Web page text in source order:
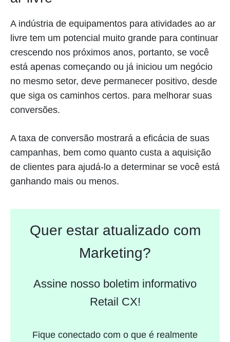
A indústria de equipamentos para atividades ao ar
livre tem um potencial muito grande para continuar
crescendo nos próximos anos, portanto, se você
está apenas começando ou já iniciou um negócio
no mesmo setor, deve permanecer positivo, desde
que siga os caminhos certos. para melhorar suas
conversões.
A taxa de conversão mostrará a eficácia de suas
campanhas, bem como quanto custa a aquisição
de clientes para ajudá-lo a determinar se você está
ganhando mais ou menos.
Quer estar atualizado com
Marketing?
Assine nosso boletim informativo
Retail CX!
Fique conectado com o que é realmente